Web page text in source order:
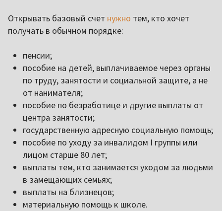
Открывать базовый счет нужно тем, кто хочет
получать в обычном порядке:
пенсии;
пособие на детей, выплачиваемое через органы
по труду, занятости и социальной защите, а не
от нанимателя;
пособие по безработице и другие выплаты от
центра занятости;
государственную адресную социальную помощь;
пособие по уходу за инвалидом I группы или
лицом старше 80 лет;
выплаты тем, кто занимается уходом за людьми
в замещающих семьях;
выплаты на близнецов;
материальную помощь к школе.